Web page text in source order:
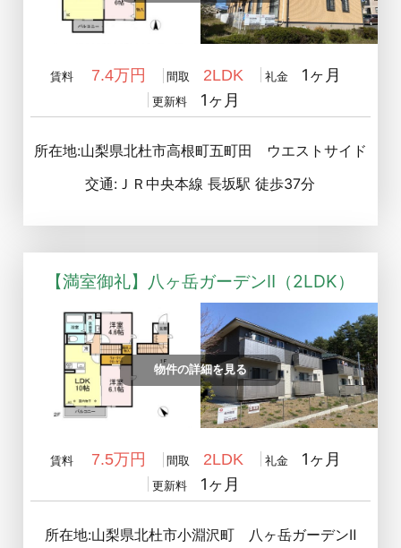
賃料 7.4万円 間取 2LDK 礼金 1ヶ月
更新料 1ヶ月
所在地:山梨県北杜市高根町五町田 ウエストサイド
交通:ＪＲ中央本線 長坂駅 徒歩37分
【満室御礼】八ヶ岳ガーデンⅡ（2LDK）
物件の詳細を見る
賃料 7.5万円 間取 2LDK 礼金 1ヶ月
更新料 1ヶ月
所在地:山梨県北杜市小淵沢町 八ヶ岳ガーデンⅡ